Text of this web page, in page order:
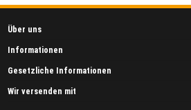
Über uns
Informationen
Gesetzliche Informationen
Wir versenden mit